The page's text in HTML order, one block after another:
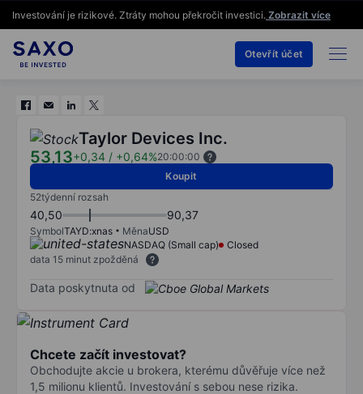
Investování je rizikové. Ztráty mohou překročit investici. Zobrazit více
Otevřít účet
Taylor Devices Inc.
53,13+0,34 / +0,64%20:00:00
Koupit
52týdenní rozsah
40,50 90,37
SymbolTAYD:xnas MěnaUSD
NASDAQ (Small cap)
Closed
data 15 minut zpožděná
Data poskytnuta od
Chcete začít investovat?
Obchodujte akcie u brokera, kterému důvěřuje více než
1,5 milionu klientů. Investování s sebou nese rizika.